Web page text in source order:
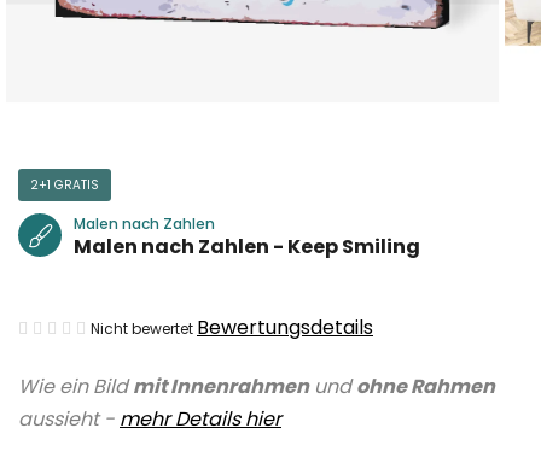
Wie ein Bildmit Innenrahmenundohne Rahmen
aussieht - mehr Details hier
2+1 GRATIS
Malen nach Zahlen
Malen nach Zahlen - Keep Smiling
Die
Produktbewertung
ist
Nicht bewertet Bewertungsdetails